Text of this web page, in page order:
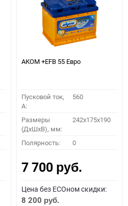
АКОМ +EFB 55 Евро
Пусковой ток,
A:
560
Размеры
(ДхШхВ), мм:
242x175x190
Полярность: 0
7 700 руб.
Цена без ECOном скидки:
8 200 руб.